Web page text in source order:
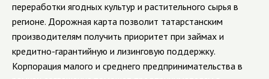
переработки ягодных культур и растительного сырья в
регионе. Дорожная карта позволит татарстанским
производителям получить приоритет при займах и
кредитно-гарантийную и лизинговую поддержку.
Корпорация малого и среднего предпринимательства в